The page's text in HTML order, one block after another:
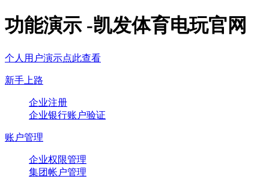
功能演示 -凯发体育电玩官网
个人用户演示点此查看
新手上路
企业注册
企业银行账户验证
账户管理
企业权限管理
集团帐户管理